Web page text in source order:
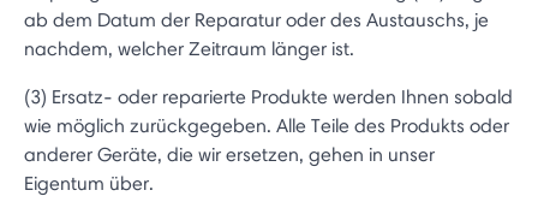
ab dem Datum der Reparatur oder des Austauschs, je
nachdem, welcher Zeitraum länger ist.
(3) Ersatz- oder reparierte Produkte werden Ihnen sobald
wie möglich zurückgegeben. Alle Teile des Produkts oder
anderer Geräte, die wir ersetzen, gehen in unser
Eigentum über.